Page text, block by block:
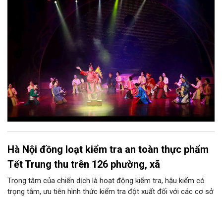
Nhưng trong kỷ nguyên mới, câu hỏi đặt ra không chỉ Hà Nội có
bao nhiêu di sản, bao nhiêu văn nghệ sĩ, trí thức, không gian ký
ức, mà là làm thế nào để những giá trị ấy trở thành nguồn lực
phát triển, thành sức mạnh mềm, thành động lực sáng tạo,
thành năng lực cạnh tranh của Thủ đô.
Hà Nội đồng loạt kiểm tra an toàn thực phẩm
Tết Trung thu trên 126 phường, xã
Trọng tâm của chiến dịch là hoạt động kiểm tra, hậu kiểm có
trọng tâm, ưu tiên hình thức kiểm tra đột xuất đối với các cơ sở